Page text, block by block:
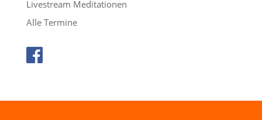
Livestream Meditationen
Alle Termine